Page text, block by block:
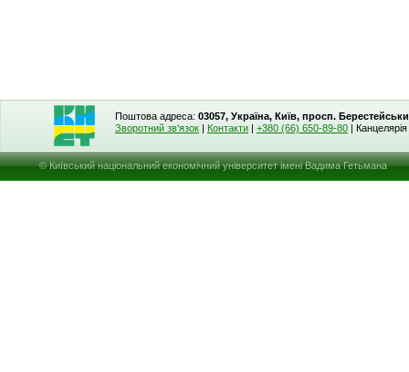
Поштова адреса: 03057, Україна, Київ, просп.
Зворотний зв'язок | Контакти | +380 (66) 650-89-80 | Канцелярія
© Київський національний економічний університет імені Вадима Гетьмана